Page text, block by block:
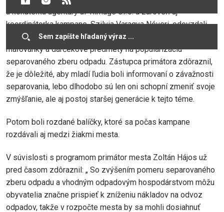
a konateľka agentúry aPRimage s.r.o. a zároveň aj
koordinátorka kampane, Szilvia Varagya Néveri, odovzdali
malým pacientom oddelenia balík, ktorý obsahoval
maľovanky a darčekové predmety na popularizáciu
separovaného zberu odpadu. Zástupca primátora zdôraznil,
že je dôležité, aby mladí ľudia boli informovaní o závažnosti
separovania, lebo dlhodobo sú len oni schopní zmeniť svoje
zmýšľanie, ale aj postoj staršej generácie k tejto téme.
Potom boli rozdané balíčky, ktoré sa počas kampane
rozdávali aj medzi žiakmi mesta.
V súvislosti s programom primátor mesta Zoltán Hájos už
pred časom zdôraznil: „ So zvýšením pomeru separovaného
zberu odpadu a vhodným odpadovým hospodárstvom môžu
obyvatelia značne prispieť k zníženiu nákladov na odvoz
odpadov, takže v rozpočte mesta by sa mohli dosiahnuť